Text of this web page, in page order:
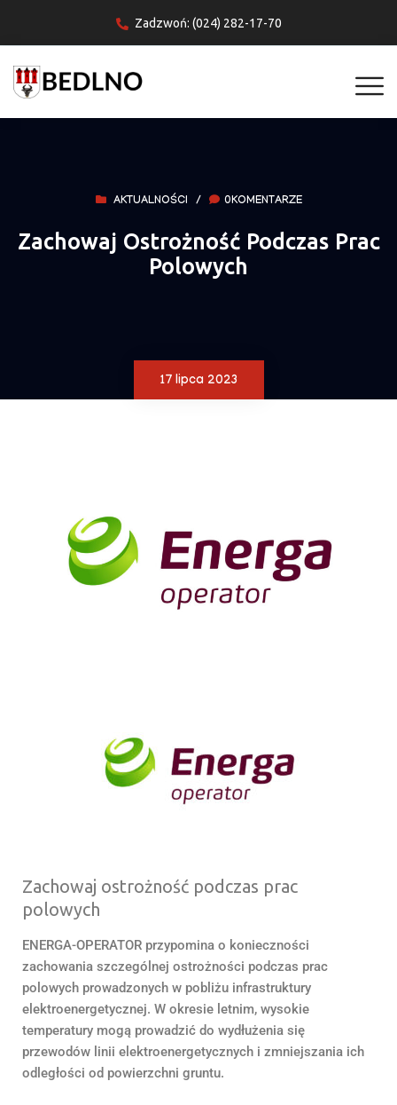
Zadzwoń: (024) 282-17-70
AKTUALNOŚCI / 0KOMENTARZE
Zachowaj Ostrożność Podczas Prac
Polowych
17 lipca 2023
Zachowaj ostrożność podczas prac
polowych
ENERGA-OPERATOR przypomina o konieczności
zachowania szczególnej ostrożności podczas prac
polowych prowadzonych w pobliżu infrastruktury
elektroenergetycznej. W okresie letnim, wysokie
temperatury mogą prowadzić do wydłużenia się
przewodów linii elektroenergetycznych i zmniejszania ich
odległości od powierzchni gruntu.